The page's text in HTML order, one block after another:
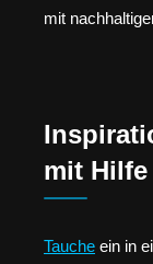
mit
mit
Tauche ein in